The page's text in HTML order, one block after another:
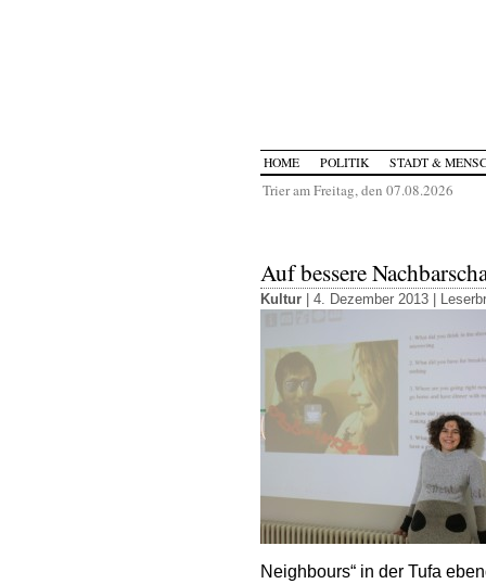
HOME POLITIK STADT &
Trier am Freitag, den 07.08.2026
Auf bessere
Kultur | 4. Dezember 2013 |
Neighbours“ in der Tufa